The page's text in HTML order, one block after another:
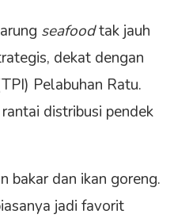
seafoodtak jauh
dekat dengan
Pelabuhan Ratu.
distribusi pendek
bakar dan ikan goreng.
jadi favorit